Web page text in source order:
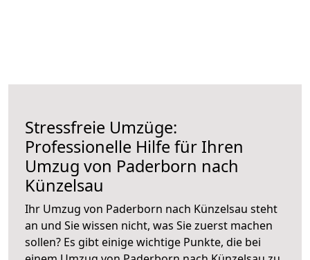
Stressfreie Umzüge:
Professionelle Hilfe für Ihren
Umzug von Paderborn nach
Künzelsau
Ihr Umzug von Paderborn nach Künzelsau steht
an und Sie wissen nicht, was Sie zuerst machen
sollen? Es gibt einige wichtige Punkte, die bei